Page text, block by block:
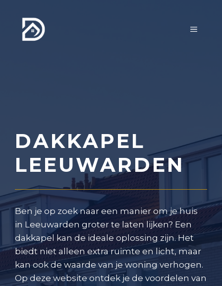
MENU
DAKKAPEL
LEEUWARDEN
Ben je op zoek naar een manier om je huis
in Leeuwarden groter te laten lijken? Een
dakkapel kan de ideale oplossing zijn. Het
biedt niet alleen extra ruimte en licht, maar
kan ook de waarde van je woning verhogen.
Op deze website ontdek je de voordelen van